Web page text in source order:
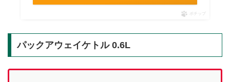
ポチップ
パックアウェイケトル 0.6L